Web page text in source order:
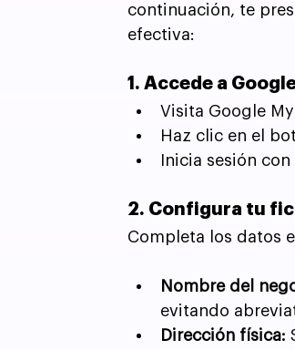
continuación, te
efectiva:
1. Accede a
Visita Google My
Haz clic en el
Inicia sesión
2. Configura tu
Completa los datos
Nombre del
evitando
Dirección física: